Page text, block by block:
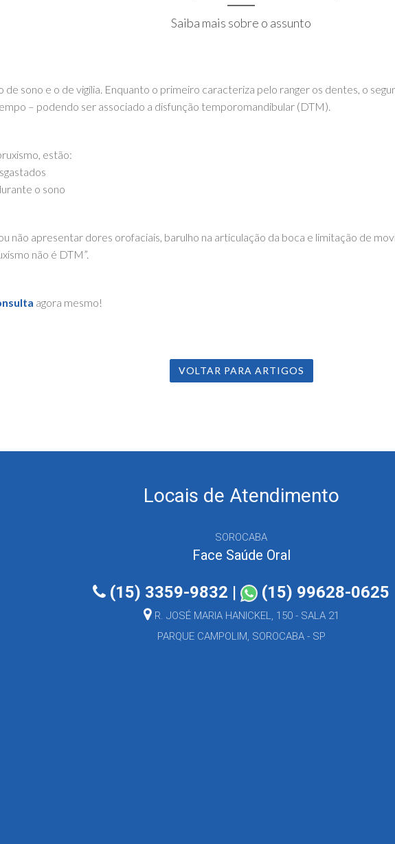
Saiba mais sobre o assunto
de sono e o de vigília. Enquanto o primeiro caracteriza pelo ranger os dentes, o
– podendo ser associado a disfunção temporomandibular (DTM).
estão:⠀
o sono
não apresentar dores orofaciais, barulho na articulação da boca e limitação de
não é DTM”.⠀
agora mesmo!
VOLTAR PARA ARTIGOS
Locais de Atendimento
SOROCABA
Face Saúde Oral
(15) 3359-9832 | (15) 99628-0625
R. JOSÉ MARIA HANICKEL, 150 - SALA 21
PARQUE CAMPOLIM, SOROCABA - SP